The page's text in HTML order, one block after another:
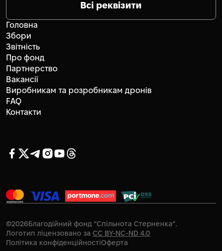
Всі реквізити
Головна
Збори
Звітність
Про фонд
Партнерство
Вакансії
Виробникам та розробникам дронів
FAQ
Контакти
©2026Благодійний фонд “Спільнота Стерненка”.
Логотип ліцензовано за CC BY-NC-ND 4.0
Політика конфіденційностіОферта